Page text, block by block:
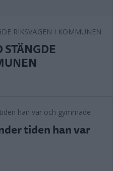
STÄNGDE
tiden han var